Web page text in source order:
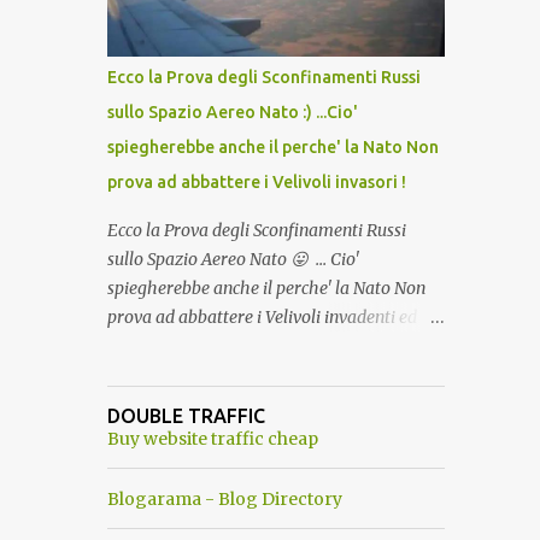
del Capo, era "spettacolare Ghiacciato, ma
andava bene anche, a Temperatura
Ambiente"! Riproponiamo l'articolo per NON
Ecco la Prova degli Sconfinamenti Russi
sullo Spazio Aereo Nato :) ...Cio'
spiegherebbe anche il perche' la Nato Non
prova ad abbattere i Velivoli invasori !
Ecco la Prova degli Sconfinamenti Russi
sullo Spazio Aereo Nato 😛 ... Cio'
spiegherebbe anche il perche' la Nato Non
prova ad abbattere i Velivoli invadenti ed
alcuna notizia di un'invasione dello spazio
aereo NATO da parte di un robot chiamato
ancora una fantasia Nato o forse una "False
DOUBLE TRAFFIC
Buy website traffic cheap
Blogarama - Blog Directory